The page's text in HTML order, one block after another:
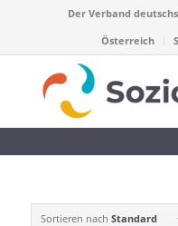
Der Verband
Österreich
Sortieren nach Standard